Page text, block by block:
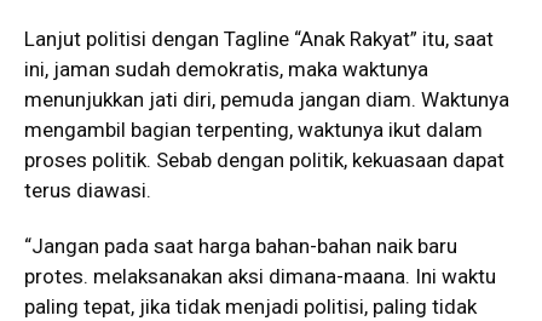
Lanjut politisi dengan Tagline “Anak Rakyat” itu, saat
ini, jaman sudah demokratis, maka waktunya
menunjukkan jati diri, pemuda jangan diam. Waktunya
mengambil bagian terpenting, waktunya ikut dalam
proses politik. Sebab dengan politik, kekuasaan dapat
terus diawasi.
“Jangan pada saat harga bahan-bahan naik baru
protes. melaksanakan aksi dimana-maana. Ini waktu
paling tepat, jika tidak menjadi politisi, paling tidak